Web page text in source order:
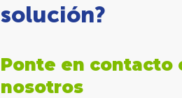
solución?
Ponte en contacto
nosotros